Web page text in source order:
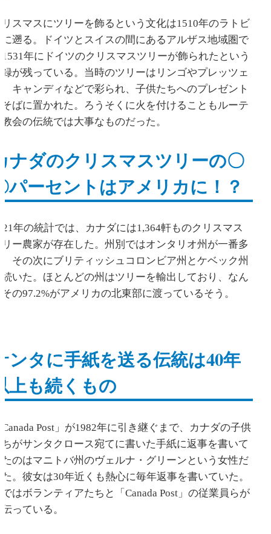
スマスにツリーを飾るという文化は1510年のラトビ
遡る。ドイツとスイスの間にあるアルザス地域圏で
年にドイツのクリスマスツリーが飾られたという
が残っている。当時のツリーはリンゴやプレッツェ
キャンディなどで彩られ、子供たちへのプレゼント
ばに置かれた。ろうそくに火を付けることもルーテ
会の伝統では大事なものだった。
ナダのクリスマスツリーの〇
パーセントはアメリカに！？
年の統計では、カナダには1,364軒ものクリスマス
ー農家が存在した。州別ではオンタリオ州が一番多
その次にブリティッシュコロンビア州とケベック州
いた。ほとんどの州はツリーを輸出しており、なん
の97.2%がアメリカの北東部に渡っているそう。
ンタに手紙を送る伝統は40年
上も続くもの
Post」が1982年に引き継ぐまで、カナダの子供
がサンタクロース宛てに書いた手紙に返事を書いて
のはマニトバ州のヴェルナ・グリーンという女性だ
。彼女は30年近くも熱心に毎年返事を書いていた。
はボランティアたちと「Canada Post」の従業員らが
っている。